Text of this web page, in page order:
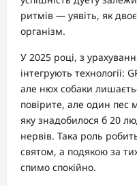
ритмів — уявіть, як
організм.
У 2025 році, з
інтегрують технології:
але нюх собаки
повірите, але один пес
яку знадобилося б 20
нервів. Така роль
святом, а подякою за
спимо спокійно.